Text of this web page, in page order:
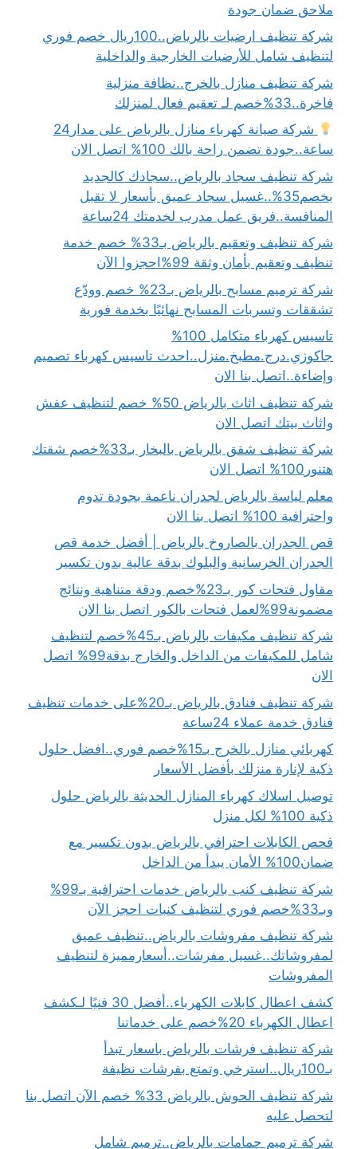
ملاحق ضمان جودة
شركة تنظيف ارضيات بالرياض..100ريال خصم فوري
لتنظيف شامل للأرضيات الخارجية والداخلية
شركة تنظيف منازل بالخرج..نظافة منزلية
فاخرة..33%خصم لـ تعقيم فعال لمنزلك
شركة صيانة كهرباء منازل بالرياض على مدار24
ساعة..جودة تضمن راحة بالك 100% اتصل الان
شركة تنظيف سجاد بالرياض..سجادك كالجديد
بخصم35%..غسيل سجاد عميق بأسعار لا تقبل
المنافسة..فريق عمل مدرب لخدمتك 24ساعة
شركة تنظيف وتعقيم بالرياض بـ33% خصم خدمة
تنظيف وتعقيم بأمان وثقة 99%احجزوا الآن
شركة ترميم مسابح بالرياض بـ23% خصم وودّع
تشققات وتسربات المسابح نهائيًا بخدمة فورية
تاسيس كهرباء متكامل 100%
جاكوزي.درج.مطبخ.منزل..احدث تاسيس كهرباء تصميم
وإضاءة..اتصل بنا الان
شركة تنظيف اثاث بالرياض 50% خصم لتنظيف عفش
واثاث بيتك اتصل الان
شركة تنظيف شقق بالرياض بالبخار بـ33%خصم شقتك
هتنور100% اتصل الان
معلم لياسة بالرياض لجدران ناعمة بجودة تدوم
واحترافية 100% اتصل بنا الان
قص الجدران بالصاروخ بالرياض | أفضل خدمة قص
الجدران الخرسانية والبلوك بدقة عالية بدون تكسير
مقاول فتحات كور بـ23%خصم ودقة متناهية ونتائج
مضمونة99%لعمل فتحات بالكور اتصل بنا الان
شركة تنظيف مكيفات بالرياض بـ45%خصم لتنظيف
شامل للمكيفات من الداخل والخارج بدقة99% اتصل
الان
شركة تنظيف فنادق بالرياض بـ20%على خدمات تنظيف
فنادق خدمة عملاء 24ساعة
كهربائي منازل بالخرج بـ15%خصم فوري..افضل حلول
ذكية لإنارة منزلك بأفضل الأسعار
توصيل اسلاك كهرباء المنازل الحديثة بالرياض حلول
ذكية 100% لكل منزل
فحص الكابلات احترافي بالرياض بدون تكسير مع
ضمان100% الأمان يبدأ من الداخل
شركة تنظيف كنب بالرياض خدمات احترافية بـ99%
وبـ33%خصم فوري لتنظيف كنبات احجز الآن
شركة تنظيف مفروشات بالرياض..تنظيف عميق
لمفروشاتك..غسيل مفرشات..أسعارمميزة لتنظيف
المفروشات
كشف اعطال كابلات الكهرباء..أفضل 30 فنيًا لـكشف
اعطال الكهرباء 20%خصم على خدماتنا
شركة تنظيف فرشات بالرياض باسعار تبدأ
بـ100ريال..استرخي وتمتع بفرشات نظيفة
شركة تنظيف الحوش بالرياض 33% خصم الآن اتصل بنا
لتحصل عليه
شركة ترميم حمامات بالرياض..ترميم شامل